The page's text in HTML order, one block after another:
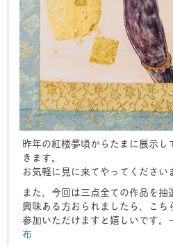
昨年の紅楼夢頃からたまに展示
きます。
お気軽に見に来てやってください
また、今回は三点全ての作品を
興味ある方おられましたら、こち
参加いただけますと嬉しいです
布